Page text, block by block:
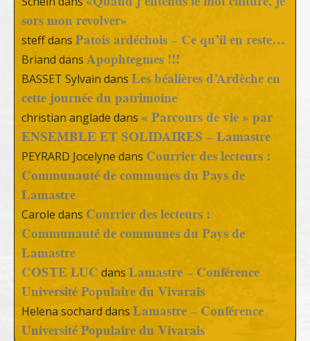
sors mon revolver»
steffdans Patois ardéchois – Ce qu’il en reste…
Briand dans Apophtegmes !!!
BASSET Sylvain dans Les béalières d’Ardèche en
cette journée du patrimoine
christian anglade dans « Parcours de vie » par
ENSEMBLE ET SOLIDAIRES – Lamastre
PEYRARD Jocelyne dans Courrier des lecteurs :
Communauté de communes du Pays de
Lamastre
Carole dans Courrier des lecteurs :
Communauté de communes du Pays de
Lamastre
COSTE LUC dans Lamastre – Conférence
Université Populaire du Vivarais
Helena sochard dans Lamastre – Conférence
Université Populaire du Vivarais